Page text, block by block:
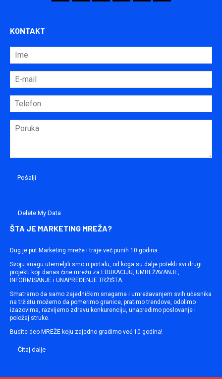
KONTAKT
Delete My Data
ŠTA JE MARKETING MREŽA?
Dug je put Marketing mreže i traje već punih 10 godina.
Svoju snagu utemeljili smo u portalu, od koga su dalje potekli svi drugi
projekti koji danas čine mrežu za EDUKACIJU, UMREŽAVANJE,
INFORMISANJE i UNAPREĐENJE TRŽIŠTA.
Smatramo da samo zajedničkim snagama i umrežavanjem svih učesnika
na tržištu možemo da pomerimo granice, pratimo trendove, odolimo
izazovima, razvijemo zdravu konkurenciju, unapredimo poslovanje i
položaj struke.
Budite deo MREŽE koju zajedno gradimo već 10 godina!
Čitaj dalje